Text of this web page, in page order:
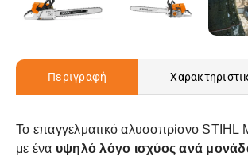
Περιγραφή
Το επαγγελματικό αλυσοπρίονο STIHL
με ένα υψηλό λόγο ισχύος ανά